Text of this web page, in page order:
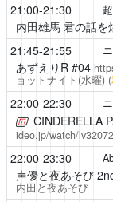
21:00-21:30
内田雄馬 君の話を
21:45-21:55
あずえりR#04
ョットナイト(水曜) (
22:00-22:30
CINDERELLA
ideo.jp/watch/
22:00-23:30
声優と夜あそび
内田と夜あそび